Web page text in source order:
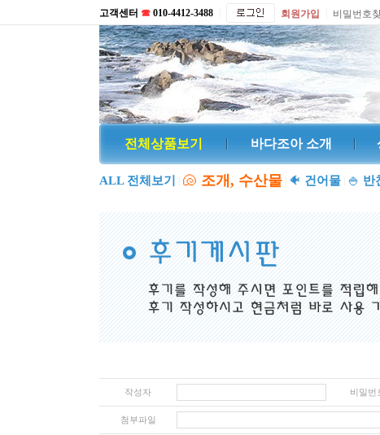
고객센터 ☎ 010-4412-3488 회원가입 비밀번호
전체상품보기 바다조아 소개
ALL 전체보기 🐚 조개, 수산물 🐠 건어물 🍚 반
작성자 비밀번
첨부파일